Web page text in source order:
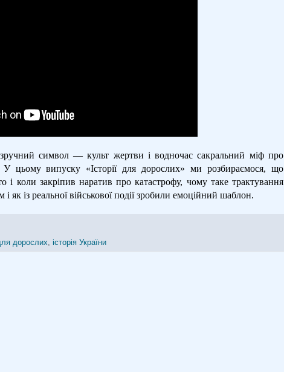
символ — культ жертви і водночас сакральний міф про
У цьому випуску «Історії для дорослих» ми розбираємося, що
і коли закріпив наратив про катастрофу, чому таке трактування
як із реальної військової події зробили емоційний шаблон.
дорослих, історія України